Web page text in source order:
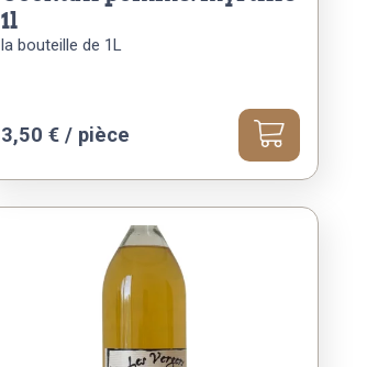
1l
la bouteille de 1L
3,50 €/ pièce